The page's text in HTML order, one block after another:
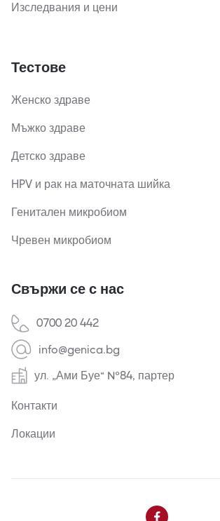
Изследвания и цени
Тестове
Женско здраве
Мъжко здраве
Детско здраве
HPV и рак на маточната шийка
Генитален микробиом
Чревен микробиом
Свържи се с нас
0700 20 442
info@genica.bg
ул. „Ами Буе“ №84, партер
Контакти
Локации
